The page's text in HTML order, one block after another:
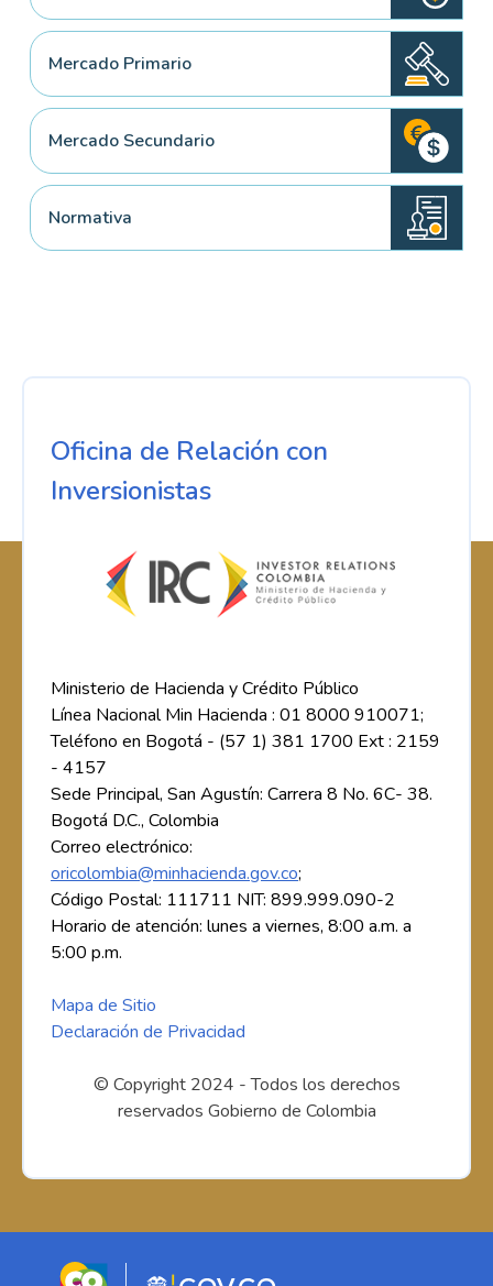
Mercado Primario
Mercado Secundario
Normativa
Oficina de Relación con
Inversionistas
Ministerio de Hacienda y Crédito Público
Línea Nacional Min Hacienda : 01 8000 910071;
Teléfono en Bogotá - (57 1) 381 1700 Ext : 2159
- 4157
Sede Principal, San Agustín: Carrera 8 No. 6C- 38.
Bogotá D.C., Colombia
Correo electrónico:
oricolombia@minhacienda.gov.co;
Código Postal: 111711 NIT: 899.999.090-2
Horario de atención: lunes a viernes, 8:00 a.m. a
5:00 p.m.
Mapa de Sitio
Declaración de Privacidad
© Copyright 2024 - Todos los derechos
reservados Gobierno de Colombia